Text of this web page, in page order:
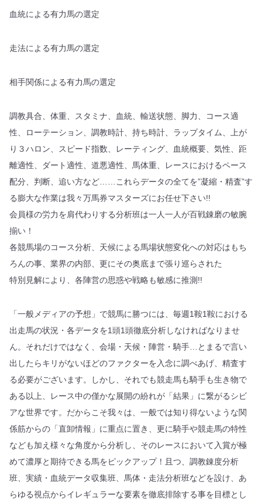
血統による有力馬の選定
走法による有力馬の選定
相手関係による有力馬の選定
調教具合、体重、スタミナ、血統、輸送状態、脚力、コース適
性、ローテーション、調教時計、持ち時計、ラップタイム、上が
り３ハロン、スピード指数、レーティング、血統概要、気性、距
離適性、ダート適性、道悪適性、馬体重、レースにおけるペース
配分、判断、追い方など……これらデータの全てを”凝縮・精査”す
る膨大な作業は我々万馬券マスターズにお任せ下さい!!
会員様の労力を肩代わりする分析班は一人一人が百戦錬磨の敏腕
揃い！
各競馬場のコース分析、天候による馬場状態変化への対応はもち
ろんの事、業界の内部、更にその奥底まで張り巡らされた
特別見解により、各陣営の思惑や戦略も敏感に推測!!
「一般メディアの予想」で競馬に勝つには、毎週1鞍1鞍における
出走馬の状況・各データを1頭1頭徹底分析しなければなりませ
ん。それだけではなく、会場・天候・陣営・騎手…とまるで言い
出したらキリがないほどのファクターを入念に調べあげ、精査す
る必要がございます。しかし、それでも競走馬も騎手も生き物で
ある以上、レース中の僅かな展開の紛れが「結果」に繋がるシビ
アな世界です。だからこそ我々は、一般では知り得ないような関
係筋からの「直卸情報」に重点に置き、更に騎手や競走馬の特性
なども加え様々な角度から分析し、そのレースにおいて入賞が極
めて濃厚と期待できる馬をピックアップ！且つ、調教錬度分析
班、実績・血統データ収集班、馬体・走法分析班などを設け、あ
らゆる視点からイレギュラーな要素を徹底排除する事を目標とし